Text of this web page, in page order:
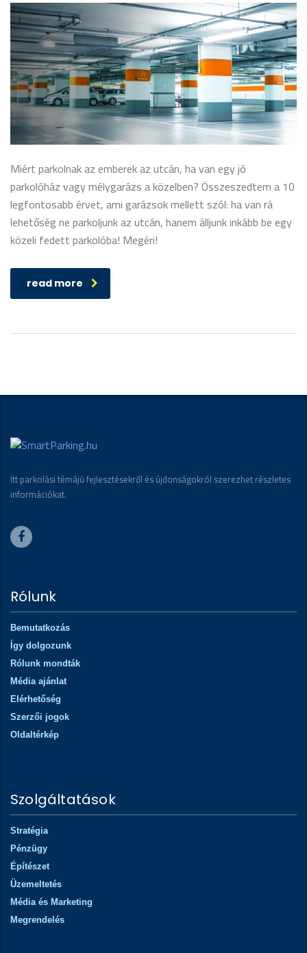
Miért parkolnak az emberek az utcán, ha van egy jó
parkolóház vagy mélygarázs a közelben? Összeszedtem a 10
legfontosabb érvet, ami garázsok mellett szól: ha van rá
lehetőség ne parkoljunk az utcán, hanem álljunk inkább be egy
közeli fedett parkolóba! Megéri!
read more
Itt parkolási témájú fejlesztésekről és újdonságokról szerezhet részletes
információkat.
Rólunk
Bemutatkozás
Így dolgozunk
Rólunk mondták
Média ajánlat
Elérhetőség
Szerzői jogok
Oldaltérkép
Szolgáltatások
Stratégia
Pénzügy
Építészet
Üzemeltetés
Média és Marketing
Megrendelés